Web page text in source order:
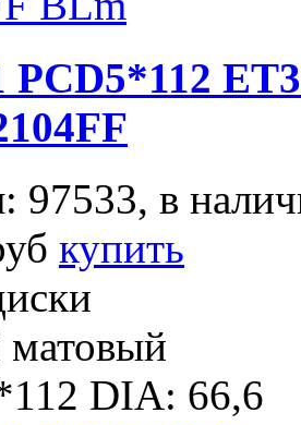
PCD5*112
97533, в
купить
DIA: 66,6